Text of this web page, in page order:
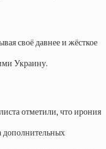
своё давнее и жёсткое
Украину.
отметили, что ирония
дополнительных